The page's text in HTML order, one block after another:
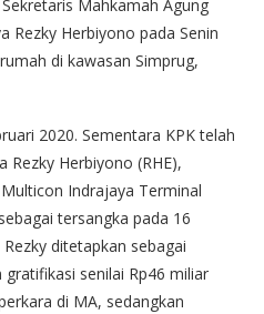
Mahkamah Agung
Rezky Herbiyono pada Senin
di kawasan Simprug,
2020. Sementara KPK telah
Herbiyono (RHE),
Indrajaya Terminal
tersangka pada 16
ditetapkan sebagai
senilai Rp46 miliar
di MA, sedangkan